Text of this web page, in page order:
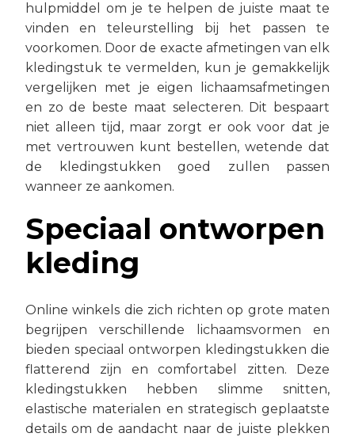
hulpmiddel om je te helpen de juiste maat te
vinden en teleurstelling bij het passen te
voorkomen. Door de exacte afmetingen van elk
kledingstuk te vermelden, kun je gemakkelijk
vergelijken met je eigen lichaamsafmetingen
en zo de beste maat selecteren. Dit bespaart
niet alleen tijd, maar zorgt er ook voor dat je
met vertrouwen kunt bestellen, wetende dat
de kledingstukken goed zullen passen
wanneer ze aankomen.
Speciaal ontworpen
kleding
Online winkels die zich richten op grote maten
begrijpen verschillende lichaamsvormen en
bieden speciaal ontworpen kledingstukken die
flatterend zijn en comfortabel zitten. Deze
kledingstukken hebben slimme snitten,
elastische materialen en strategisch geplaatste
details om de aandacht naar de juiste plekken